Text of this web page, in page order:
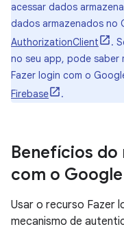
acessar dados
dados armazenados no
AuthorizationClient
.
no seu app, pode saber
Fazer login com o
Firebase
.
Benefícios do
com o Google
Usar o recurso Fazer
mecanismo de